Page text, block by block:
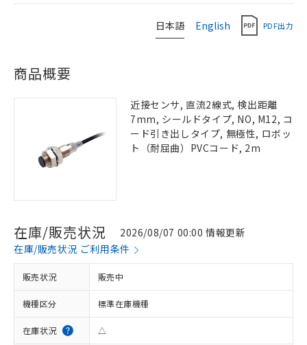
日本語 English PDF出力
商品概要
近接センサ, 直流2線式, 検出距離
7mm, シールドタイプ, NO, M12, コ
ード引き出しタイプ, 無極性, ロボッ
ト（耐屈曲）PVCコード, 2m
在庫/販売状況
2026/08/07 00:00 情報更新
在庫/販売状況 ご利用条件
販売状況 販売中
機種区分 標準在庫機種
在庫状況 △